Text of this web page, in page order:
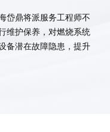
岱鼎将派服务工程师不
维护保养，对燃烧系统
备潜在故障隐患，提升